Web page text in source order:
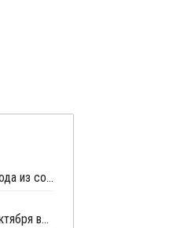
Ineos рассматривает возможность выхода из совместного предприятия Sinopec Petchems
PetroChina Fushun планирует в начале октября возобновить производство ПНД в Фушуне